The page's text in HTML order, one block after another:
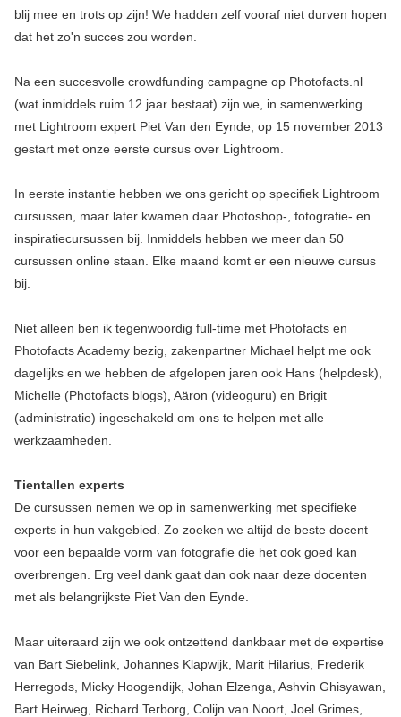
blij mee en trots op zijn! We hadden zelf vooraf niet durven hopen
dat het zo'n succes zou worden.
Na een succesvolle crowdfunding campagne op Photofacts.nl
(wat inmiddels ruim 12 jaar bestaat) zijn we, in samenwerking
met Lightroom expert Piet Van den Eynde, op 15 november 2013
gestart met onze eerste cursus over Lightroom.
In eerste instantie hebben we ons gericht op specifiek Lightroom
cursussen, maar later kwamen daar Photoshop-, fotografie- en
inspiratiecursussen bij. Inmiddels hebben we meer dan 50
cursussen online staan. Elke maand komt er een nieuwe cursus
bij.
Niet alleen ben ik tegenwoordig full-time met Photofacts en
Photofacts Academy bezig, zakenpartner Michael helpt me ook
dagelijks en we hebben de afgelopen jaren ook Hans (helpdesk),
Michelle (Photofacts blogs), Aäron (videoguru) en Brigit
(administratie) ingeschakeld om ons te helpen met alle
werkzaamheden.
Tientallen experts
De cursussen nemen we op in samenwerking met specifieke
experts in hun vakgebied. Zo zoeken we altijd de beste docent
voor een bepaalde vorm van fotografie die het ook goed kan
overbrengen. Erg veel dank gaat dan ook naar deze docenten
met als belangrijkste Piet Van den Eynde.
Maar uiteraard zijn we ook ontzettend dankbaar met de expertise
van Bart Siebelink, Johannes Klapwijk, Marit Hilarius, Frederik
Herregods, Micky Hoogendijk, Johan Elzenga, Ashvin Ghisyawan,
Bart Heirweg, Richard Terborg, Colijn van Noort, Joel Grimes,